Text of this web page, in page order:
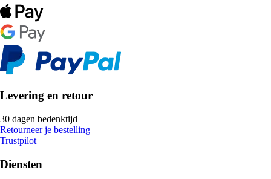
Levering en retour
30 dagen bedenktijd
Retourneer je bestelling
Trustpilot
Diensten